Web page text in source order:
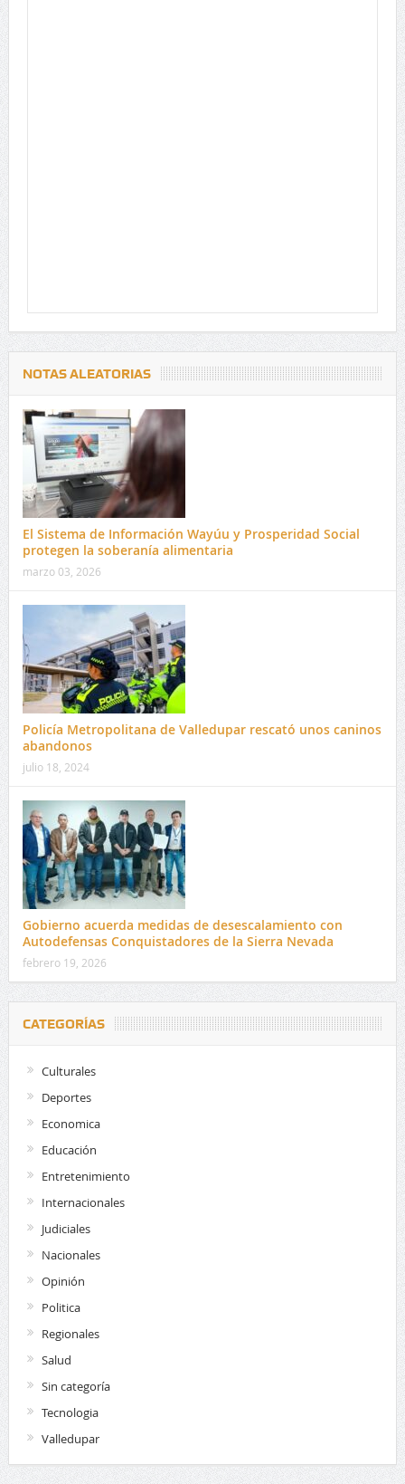
NOTAS ALEATORIAS
El Sistema de Información Wayúu y Prosperidad Social
protegen la soberanía alimentaria
marzo 03, 2026
Policía Metropolitana de Valledupar rescató unos caninos
abandonos
julio 18, 2024
Gobierno acuerda medidas de desescalamiento con
Autodefensas Conquistadores de la Sierra Nevada
febrero 19, 2026
CATEGORÍAS
Culturales
Deportes
Economica
Educación
Entretenimiento
Internacionales
Judiciales
Nacionales
Opinión
Politica
Regionales
Salud
Sin categoría
Tecnologia
Valledupar